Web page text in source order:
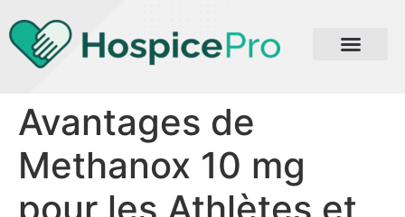
Avantages de
Methanox 10 mg